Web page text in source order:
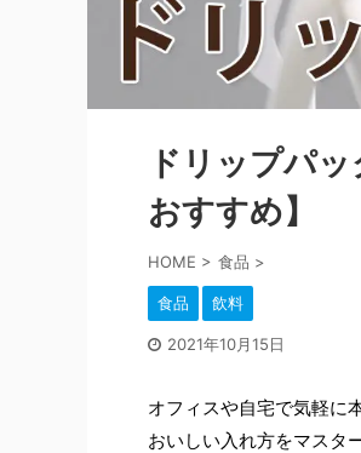
ドリップパ
おすすめ】
HOME > 食品 >
食品 飲料
2021年10月15日
オフィスや自宅で気軽に
おいしい入れ方をマスタ